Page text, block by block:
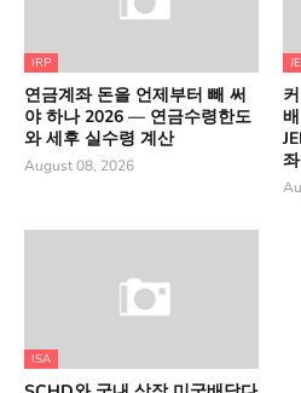
IRP
연금계좌 돈을 언제부터 빼 써
야 하나 2026 — 연금수령한도
와 세후 실수령 계산
August 08, 2026
ISA